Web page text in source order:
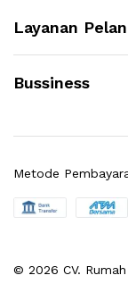
Layanan
Bussiness
© 2026 CV.
Metode